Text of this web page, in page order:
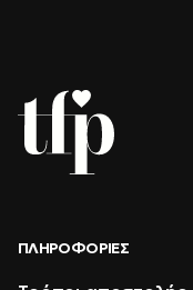
ΠΛΗΡΟΦΟΡΊΕΣ